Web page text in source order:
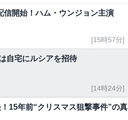
開始！ハム・ウンジョン主演
[15時57分]
自宅にルシアを招待
[14時24分]
15年前“クリスマス狙撃事件”の真